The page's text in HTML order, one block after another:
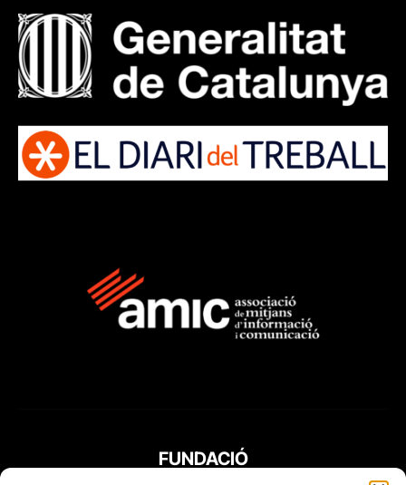
FUNDACIÓ